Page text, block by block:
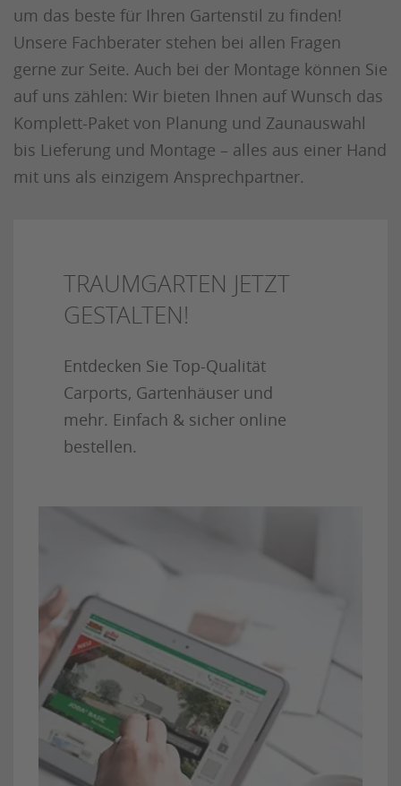
um das beste für Ihren Gartenstil zu finden!
Unsere Fachberater stehen bei allen Fragen
gerne zur Seite. Auch bei der Montage können Sie
auf uns zählen: Wir bieten Ihnen auf Wunsch das
Komplett-Paket von Planung und Zaunauswahl
bis Lieferung und Montage – alles aus einer Hand
mit uns als einzigem Ansprechpartner.
TRAUMGARTEN JETZT
GESTALTEN!
Entdecken Sie Top-Qualität
Carports, Gartenhäuser und
mehr. Einfach & sicher online
bestellen.